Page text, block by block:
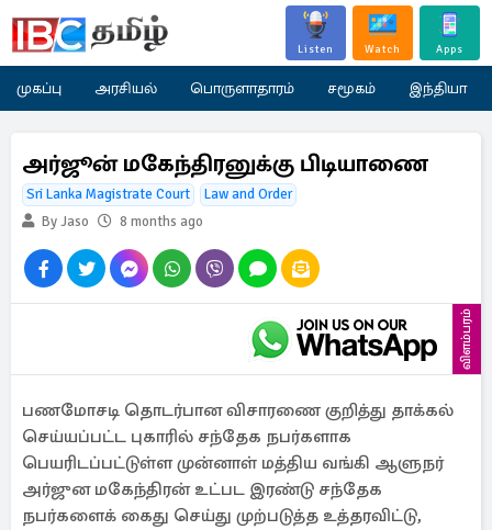
Listen Watch Apps
முகப்பு அரசியல் பொருளாதாரம் சமூகம் இந்தியா
அர்ஜூன் மகேந்திரனுக்கு பிடியாணை
Sri Lanka Magistrate Court
Law and Order
By Jaso
8 months ago
விளம்பரம்
பணமோசடி தொடர்பான விசாரணை குறித்து தாக்கல்
செய்யப்பட்ட புகாரில் சந்தேக நபர்களாக
பெயரிடப்பட்டுள்ள முன்னாள் மத்திய வங்கி ஆளுநர்
அர்ஜுன மகேந்திரன் உட்பட இரண்டு சந்தேக
நபர்களைக் கைது செய்து முற்படுத்த உத்தரவிட்டு,